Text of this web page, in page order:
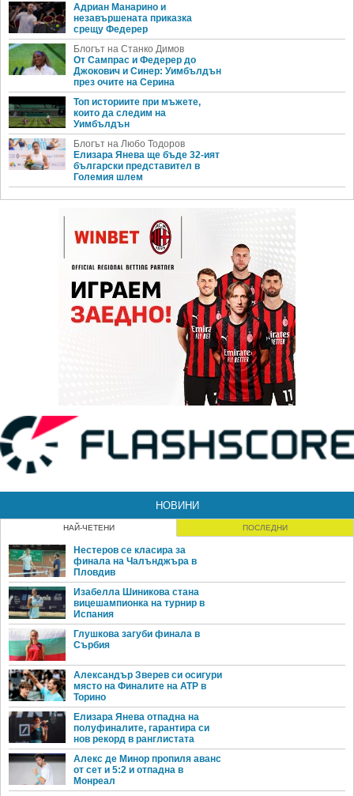
Адриан Манарино и
незавършената приказка
срещу Федерер
Блогът на Станко Димов
От Сампрас и Федерер до
Джокович и Синер: Уимбълдън
през очите на Серина
Топ историите при мъжете,
които да следим на
Уимбълдън
Блогът на Любо Тодоров
Елизара Янева ще бъде 32-ият
български представител в
Големия шлем
НОВИНИ
НАЙ-ЧЕТЕНИ ПОСЛЕДНИ
Нестеров се класира за
финала на Чалънджъра в
Пловдив
Изабелла Шиникова стана
вицешампионка на турнир в
Испания
Глушкова загуби финала в
Сърбия
Александър Зверев си осигури
място на Финалите на ATP в
Торино
Елизара Янева отпадна на
полуфиналите, гарантира си
нов рекорд в ранглистата
Алекс де Минор пропиля аванс
от сет и 5:2 и отпадна в
Монреал